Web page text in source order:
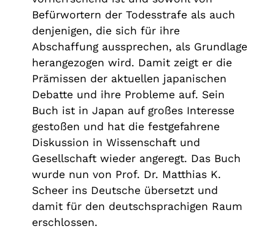
Befürwortern der Todesstrafe als auch
denjenigen, die sich für ihre
Abschaffung aussprechen, als Grundlage
herangezogen wird. Damit zeigt er die
Prämissen der aktuellen japanischen
Debatte und ihre Probleme auf. Sein
Buch ist in Japan auf großes Interesse
gestoßen und hat die festgefahrene
Diskussion in Wissenschaft und
Gesellschaft wieder angeregt. Das Buch
wurde nun von Prof. Dr. Matthias K.
Scheer ins Deutsche übersetzt und
damit für den deutschsprachigen Raum
erschlossen.